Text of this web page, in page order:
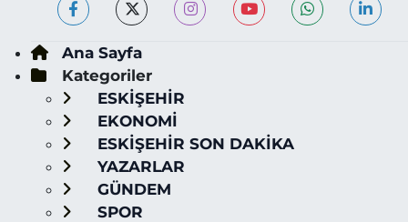
Ana Sayfa
Kategoriler
ESKİŞEHİR
EKONOMİ
ESKİŞEHİR SON DAKİKA
YAZARLAR
GÜNDEM
SPOR